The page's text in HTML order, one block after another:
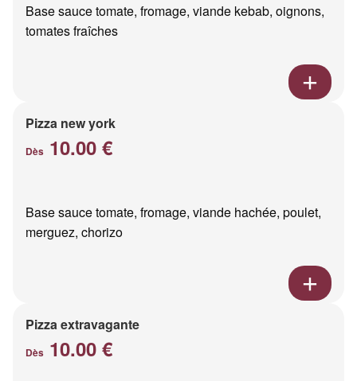
Base sauce tomate, fromage, viande kebab, oignons,
tomates fraîches
Pizza new york
Dès 10.00 €
Base sauce tomate, fromage, viande hachée, poulet,
merguez, chorizo
Pizza extravagante
Dès 10.00 €